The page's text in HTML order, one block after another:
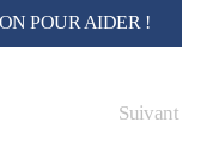
POUR AIDER !
Suivant